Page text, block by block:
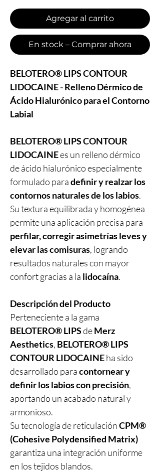
Agregar al carrito
En stock – Comprar ahora
BELOTERO® LIPS CONTOUR
LIDOCAINE - Relleno Dérmico de
Ácido Hialurónico para el Contorno
Labial
BELOTERO® LIPS CONTOUR
LIDOCAINEes un relleno dérmico
de ácido hialurónico especialmente
formulado paradefinir y realzar los
contornos naturales de los labios.
Su textura equilibrada y homogénea
permite una aplicación precisa para
perfilar, corregir asimetrías leves y
elevar las comisuras, logrando
resultados naturales con mayor
confort gracias a la lidocaína.
Descripción del Producto
Perteneciente a la gama
BELOTERO® LIPSdeMerz
Aesthetics, BELOTERO® LIPS
CONTOUR LIDOCAINEha sido
desarrollado paracontornear y
definir los labios con precisión,
aportando un acabado natural y
armonioso.
Su tecnología de reticulaciónCPM®
(Cohesive Polydensified Matrix)
garantiza una integración uniforme
en los tejidos blandos.